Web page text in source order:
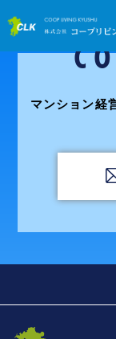
マンション経